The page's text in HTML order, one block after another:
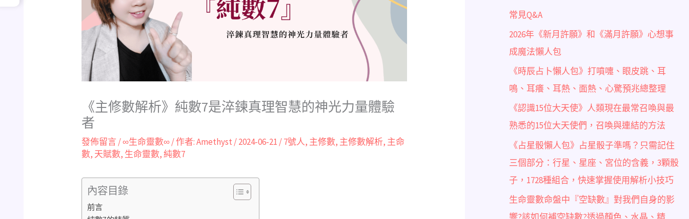
《主修數解析》純數7是淬鍊真理智慧的神光力量體驗
者
發佈留言/∞生命靈數∞/ 作者:Amethyst /2024-06-21 /7號人, 主修數, 主修數解析, 主命
數, 天賦數, 生命靈數,純數7
內容目錄
前言
常見Q&A
2026年《新月許願》和《滿月許願》心想事
成魔法懶人包
《時辰占卜懶人包》打噴嚏、眼皮跳、耳
鳴、耳癢、耳熱、面熱、心驚預兆總整理
《認識15位大天使》人類現在最常召喚與最
熟悉的15位大天使們，召喚與連結的方法
《占星骰懶人包》占星骰子準嗎？只需記住
三個部分：行星、星座、宮位的含義，3顆骰
子，1728種組合，快速掌握使用解析小技巧
生命靈數命盤中『空缺數』對我們自身的影